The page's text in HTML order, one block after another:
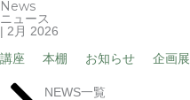
内
容
を
ス
News
ニュース
| 2月 2026
講座
本棚 お知らせ 企画展
NEWS一覧